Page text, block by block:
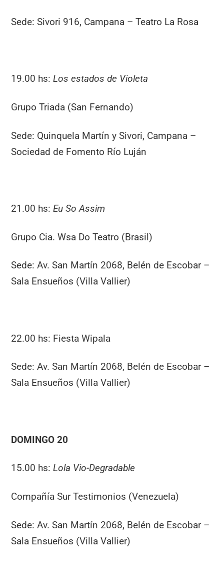
Sede: Sivori 916, Campana – Teatro La Rosa
19.00 hs:Los estados de Violeta
Grupo Triada (San Fernando)
Sede: Quinquela Martín y Sivori, Campana –
Sociedad de Fomento Río Luján
21.00 hs:Eu So Assim
Grupo Cia. Wsa Do Teatro (Brasil)
Sede: Av. San Martín 2068, Belén de Escobar –
Sala Ensueños (Villa Vallier)
22.00 hs: Fiesta Wipala
Sede: Av. San Martín 2068, Belén de Escobar –
Sala Ensueños (Villa Vallier)
DOMINGO 20
15.00 hs:Lola Vio-Degradable
Compañía Sur Testimonios (Venezuela)
Sede: Av. San Martín 2068, Belén de Escobar –
Sala Ensueños (Villa Vallier)